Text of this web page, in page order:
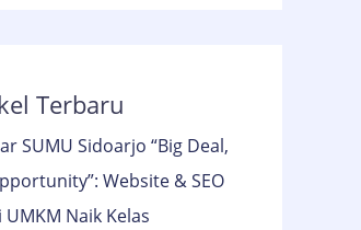
Terbaru
SUMU Sidoarjo “Big Deal,
Website & SEO
UMKM Naik Kelas